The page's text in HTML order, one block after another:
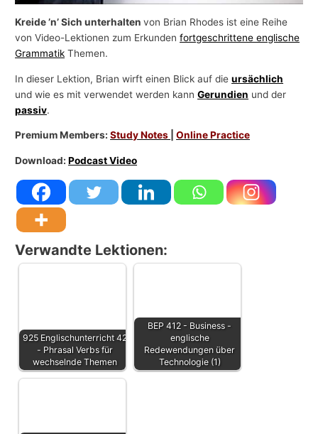
Kreide ’n’ Sich unterhaltenvon Brian Rhodes ist eine Reihe
von Video-Lektionen zum Erkundenfortgeschrittene englische
Grammatik Themen.
In dieser Lektion, Brian wirft einen Blick auf dieursächlich
und wie es mit verwendet werden kannGerundien und der
passiv.
Premium Members:Study Notes |Online Practice
Download:Podcast Video
Verwandte Lektionen:
925 Englischunterricht 42
- Phrasal Verbs für
wechselnde Themen
BEP 412 - Business -
englische
Redewendungen über
Technologie (1)